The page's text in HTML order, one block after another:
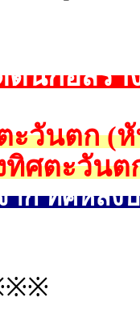
นก่อสร้า
ะวันตก (
ศตะวันต
ก ทิศหลัง